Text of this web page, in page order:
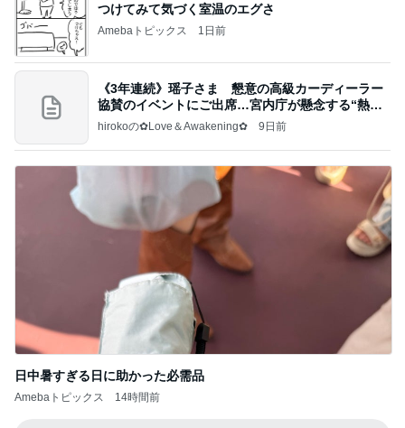
つけてみて気づく室温のエグさ
Amebaトピックス 1日前
《3年連続》瑶子さま 懇意の高級カーディーラー
協賛のイベントにご出席…宮内庁が懸念する“熱心
すぎ
hirokoの✿Love＆Awakening✿ 9日前
日中暑すぎる日に助かった必需品
Amebaトピックス 14時間前